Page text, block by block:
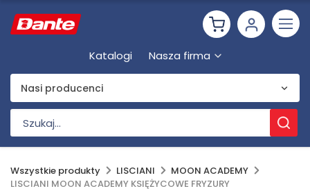
Katalogi Nasza firma
Nasi producenci
Wszystkie produkty LISCIANI
MOON ACADEMY
LISCIANI MOON ACADEMY KSIĘŻYCOWE FRYZURY